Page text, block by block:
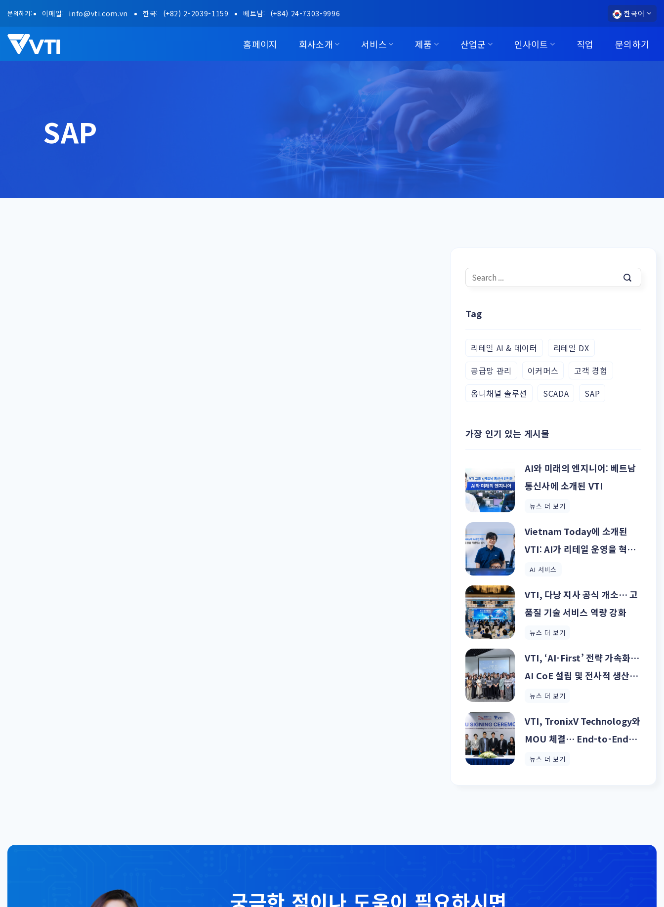
to문의하기: 이메일: info@vti.com.vn 한국: (+82) 2-2039-1159 베트남: (+84) 24-7303-9996 한국어
홈페이지 회사소개 서비스 제품 산업군 인사이트 직업 문의하기
SAP
Tag
리테일 AI & 데이터
리테일 DX
공급망 관리
이커머스
고객 경험
옴니채널 솔루션
SCADA SAP
가장 인기 있는 게시물
AI와 미래의 엔지니어: 베트남
통신사에 소개된 VTI
뉴스 더 보기
Vietnam Today에 소개된
VTI: AI가 리테일 운영을 혁신
하는 방식
AI 서비스
VTI, 다낭 지사 공식 개소… 고
품질 기술 서비스 역량 강화
뉴스 더 보기
VTI, ‘AI-First’ 전략 가속화…
AI CoE 설립 및 전사적 생산형
AI 확산 추진
뉴스 더 보기
VTI, TronixV Technology와
MOU 체결… End-to-End
DX 및 하드웨어 제조 역량 강화
뉴스 더 보기